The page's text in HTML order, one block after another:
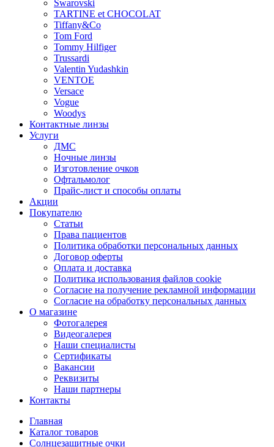
Swarovski
TARTINE et CHOCOLAT
Tiffany&Co
Tom Ford
Tommy Hilfiger
Trussardi
Valentin Yudashkin
VENTOE
Versace
Vogue
Woodys
Контактные линзы
Услуги
ДМС
Ночные линзы
Изготовление очков
Офтальмолог
Прайс-лист и способы оплаты
Акции
Покупателю
Статьи
Права пациентов
Политика обработки персональных данных
Договор оферты
Оплата и доставка
Политика использования файлов cookie
Согласие на получение рекламной информации
Согласие на обработку персональных данных
О магазине
Фотогалерея
Видеогалерея
Наши специалисты
Сертификаты
Вакансии
Реквизиты
Наши партнеры
Контакты
Главная
Каталог товаров
Солнцезащитные очки